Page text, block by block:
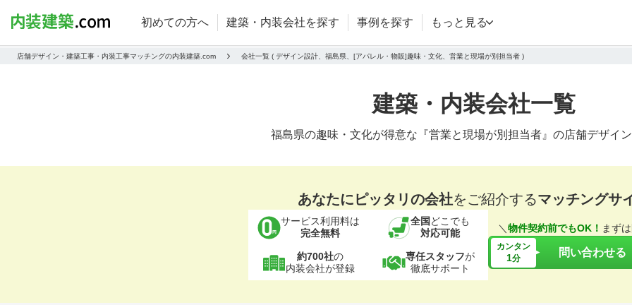
初めての方へ 建築・内装会社を探す 事例を探す もっと見る
店舗デザイン・建築工事・内装工事マッチングの内装建築.com 会社一覧 ( デザイン設計、福島県、[アパレル・物販]趣味・文化、営業と現場が別担当者 )
建築・内装会社一覧
福島県の趣味・文化が得意な『営業と現場が別担当者』の店舗デザイ
あなたにピッタリの会社をご紹介するマッチングサ
サービス利用料は
完全無料
全国 どこでも
対応可能
約700社の
内装会社が登録
専任スタッフが
徹底サポート
＼ 物件契約前でもOK！ まず
カンタン
1分 問い合わせる